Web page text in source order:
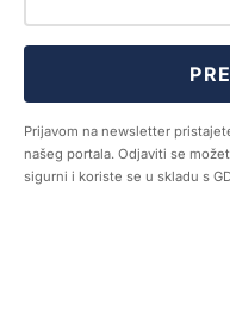
Prijavom na newsletter
našeg portala. Odjaviti se
sigurni i koriste se u skladu s